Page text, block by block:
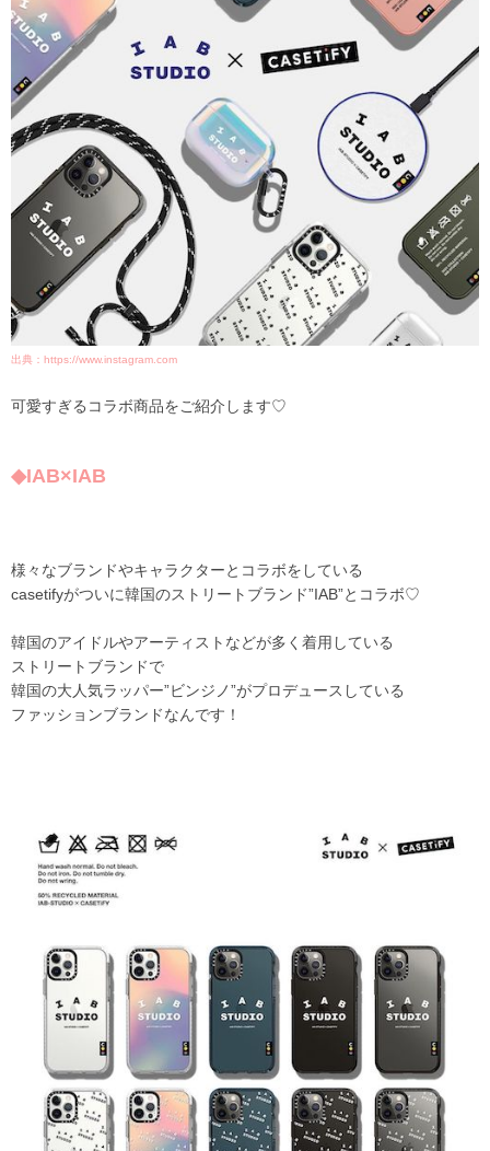
出典：https://www.instagram.com
可愛すぎるコラボ商品をご紹介します♡
◆IAB×IAB
様々なブランドやキャラクターとコラボをしている
casetifyがついに韓国のストリートブランド”IAB”とコラボ♡
韓国のアイドルやアーティストなどが多く着用している
ストリートブランドで
韓国の大人気ラッパー”ビンジノ”がプロデュースしている
ファッションブランドなんです！